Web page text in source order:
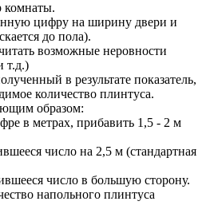
комнаты.
цифру на ширину двери и
до пола).
возможные неровности
т.д.)
в результате показатель,
количество плинтуса.
образом:
в метрах, прибавить 1,5 - 2 м
число на 2,5 м (стандартная
число в большую сторону.
напольного плинтуса